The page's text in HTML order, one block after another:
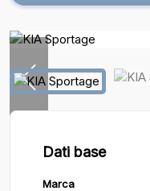
Dati base
Marca